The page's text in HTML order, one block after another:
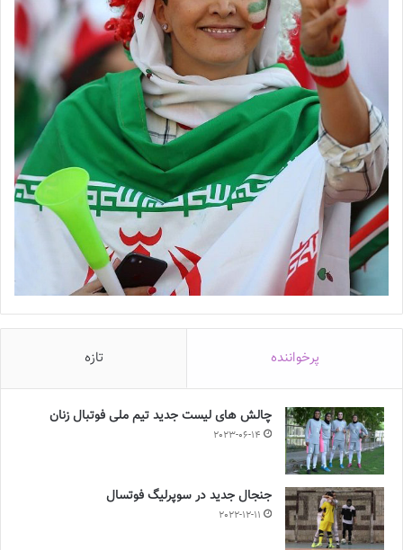
پرخواننده تازه
چالش هاى ليست جدید تيم ملى فوتبال زنان
2023-06-14
جنجال جدید در سوپرلیگ فوتسال
2022-12-11